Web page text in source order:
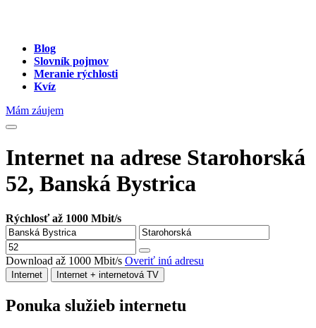
Blog
Slovník pojmov
Meranie rýchlosti
Kvíz
Mám záujem
Internet na adrese Starohorská
52, Banská Bystrica
Rýchlosť až 1000 Mbit/s
Download až 1000 Mbit/s Overiť inú adresu
Internet Internet + internetová TV
Ponuka služieb internetu